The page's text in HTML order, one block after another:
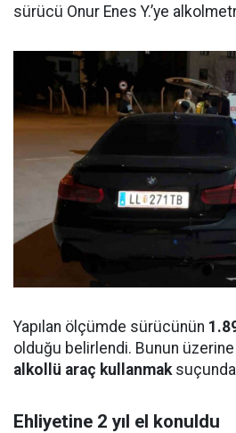
sürücü Onur Enes Y.’ye
Yapılan ölçümde sürücünün
olduğu belirlendi. Bunun
alkollü araç kullanmak
Ehliyetine 2 yıl el konuldu